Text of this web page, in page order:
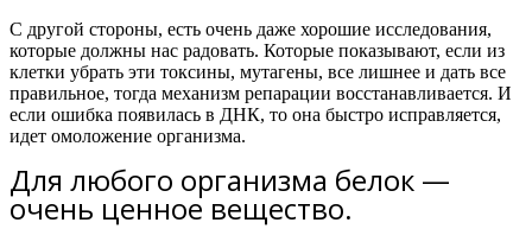
С другой стороны, есть очень даже хорошие исследования,
которые должны нас радовать. Которые показывают, если из
клетки убрать эти токсины, мутагены, все лишнее и дать все
правильное, тогда механизм репарации восстанавливается. И
если ошибка появилась в ДНК, то она быстро исправляется,
идет омоложение организма.
Для любого организма белок —
очень ценное вещество.